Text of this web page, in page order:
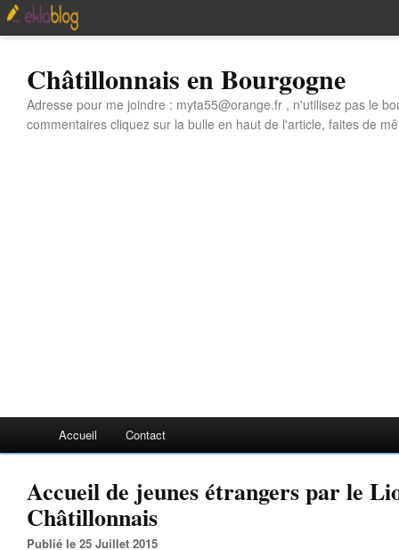
Châtillonnais en Bourgogne
Adresse pour me joindre : myta55@orange.fr , n'utilisez pas le
commentaires cliquez sur la bulle en haut de l'article, faites de
Accueil Contact
Accueil de jeunes étrangers par le
Châtillonnais
Publié le 25 Juillet 2015